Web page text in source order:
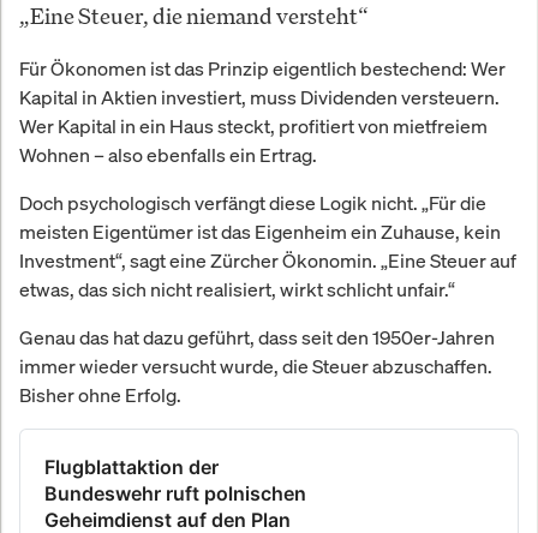
„Eine Steuer, die niemand versteht“
Für Ökonomen ist das Prinzip eigentlich bestechend: Wer
Kapital in Aktien investiert, muss Dividenden versteuern.
Wer Kapital in ein Haus steckt, profitiert von mietfreiem
Wohnen – also ebenfalls ein Ertrag.
Doch psychologisch verfängt diese Logik nicht. „Für die
meisten Eigentümer ist das Eigenheim ein Zuhause, kein
Investment“, sagt eine Zürcher Ökonomin. „Eine Steuer auf
etwas, das sich nicht realisiert, wirkt schlicht unfair.“
Genau das hat dazu geführt, dass seit den 1950er-Jahren
immer wieder versucht wurde, die Steuer abzuschaffen.
Bisher ohne Erfolg.
Flugblattaktion der
Bundeswehr ruft polnischen
Geheimdienst auf den Plan